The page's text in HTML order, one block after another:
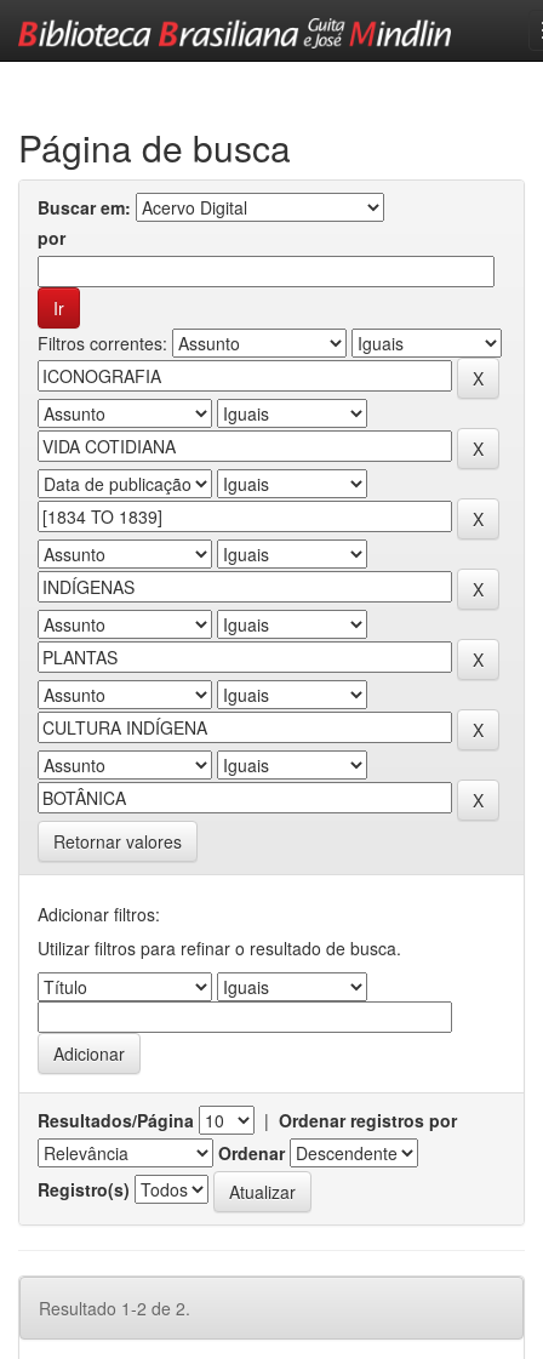
Página de busca
Buscar em:
por
Filtros correntes:
Retornar valores
Adicionar filtros:
Utilizar filtros para refinar o resultado de busca.
Resultados/Página | Ordenar registros por
Ordenar
Registro(s)
Resultado 1-2 de 2.